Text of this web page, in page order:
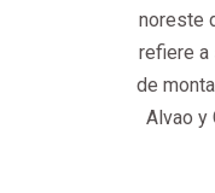
noreste
refiere a
de
Alvao y